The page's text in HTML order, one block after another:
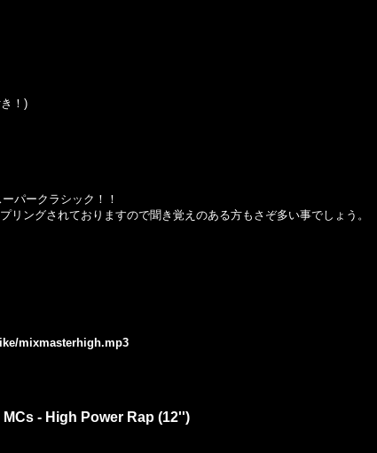
！)
パークラシック！！
リングされておりますので聞き覚えのある方もさぞ多い事でしょう。
mixmasterhigh.mp3
- High Power Rap (12'')